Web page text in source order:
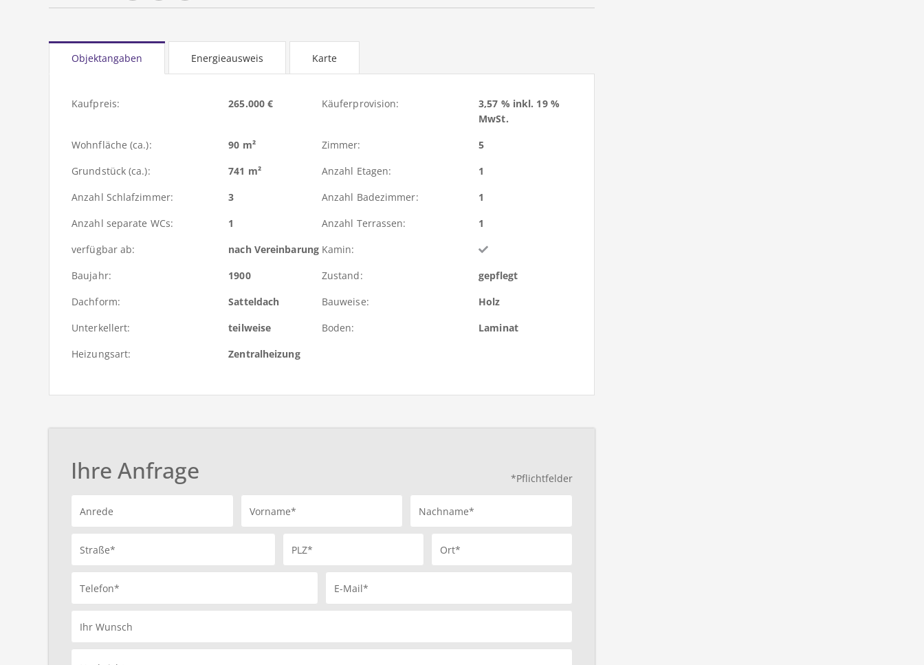
Objektangaben Energieausweis Karte
Kaufpreis: 265.000 € Käuferprovision:
3,57 % inkl. 19 %
MwSt.
Wohnfläche (ca.):
90 m² Zimmer:
5
Grundstück (ca.):
741 m² Anzahl Etagen:
1
Anzahl Schlafzimmer:
3 Anzahl Badezimmer:
1
Anzahl separate WCs:
1 Anzahl Terrassen:
1
verfügbar ab:
nach Vereinbarung Kamin:
Baujahr:
1900 Zustand:
gepflegt
Dachform:
Satteldach Bauweise:
Holz
Unterkellert:
teilweise Boden:
Laminat
Heizungsart:
Zentralheizung
*Pflichtfelder
Ihre Anfrage
Anrede Vorname* Nachname*
Straße* PLZ* Ort*
Telefon* E-Mail*
Ihr Wunsch